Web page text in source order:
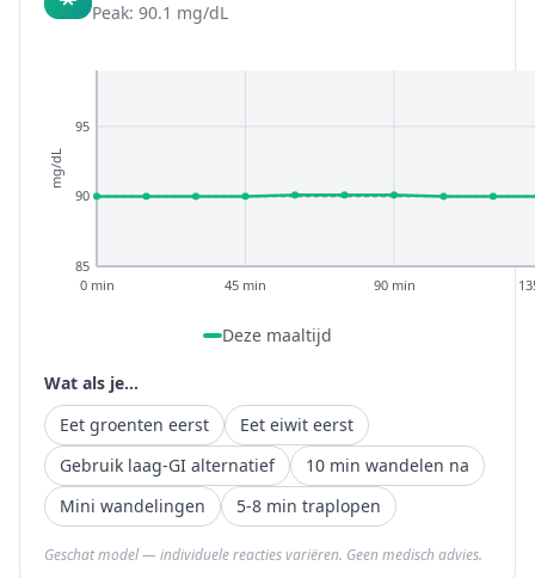
Peak: 90.1 mg/dL
85
90
95
0 min 45 min 90 min
mg/dL
Deze maaltijd
Wat als je...
Eet groenten eerst
Eet eiwit eerst
Gebruik laag-GI alternatief
10 min wandelen na
Mini wandelingen
5-8 min traplopen
Geschat model — individuele reacties variëren. Geen medisch advies.